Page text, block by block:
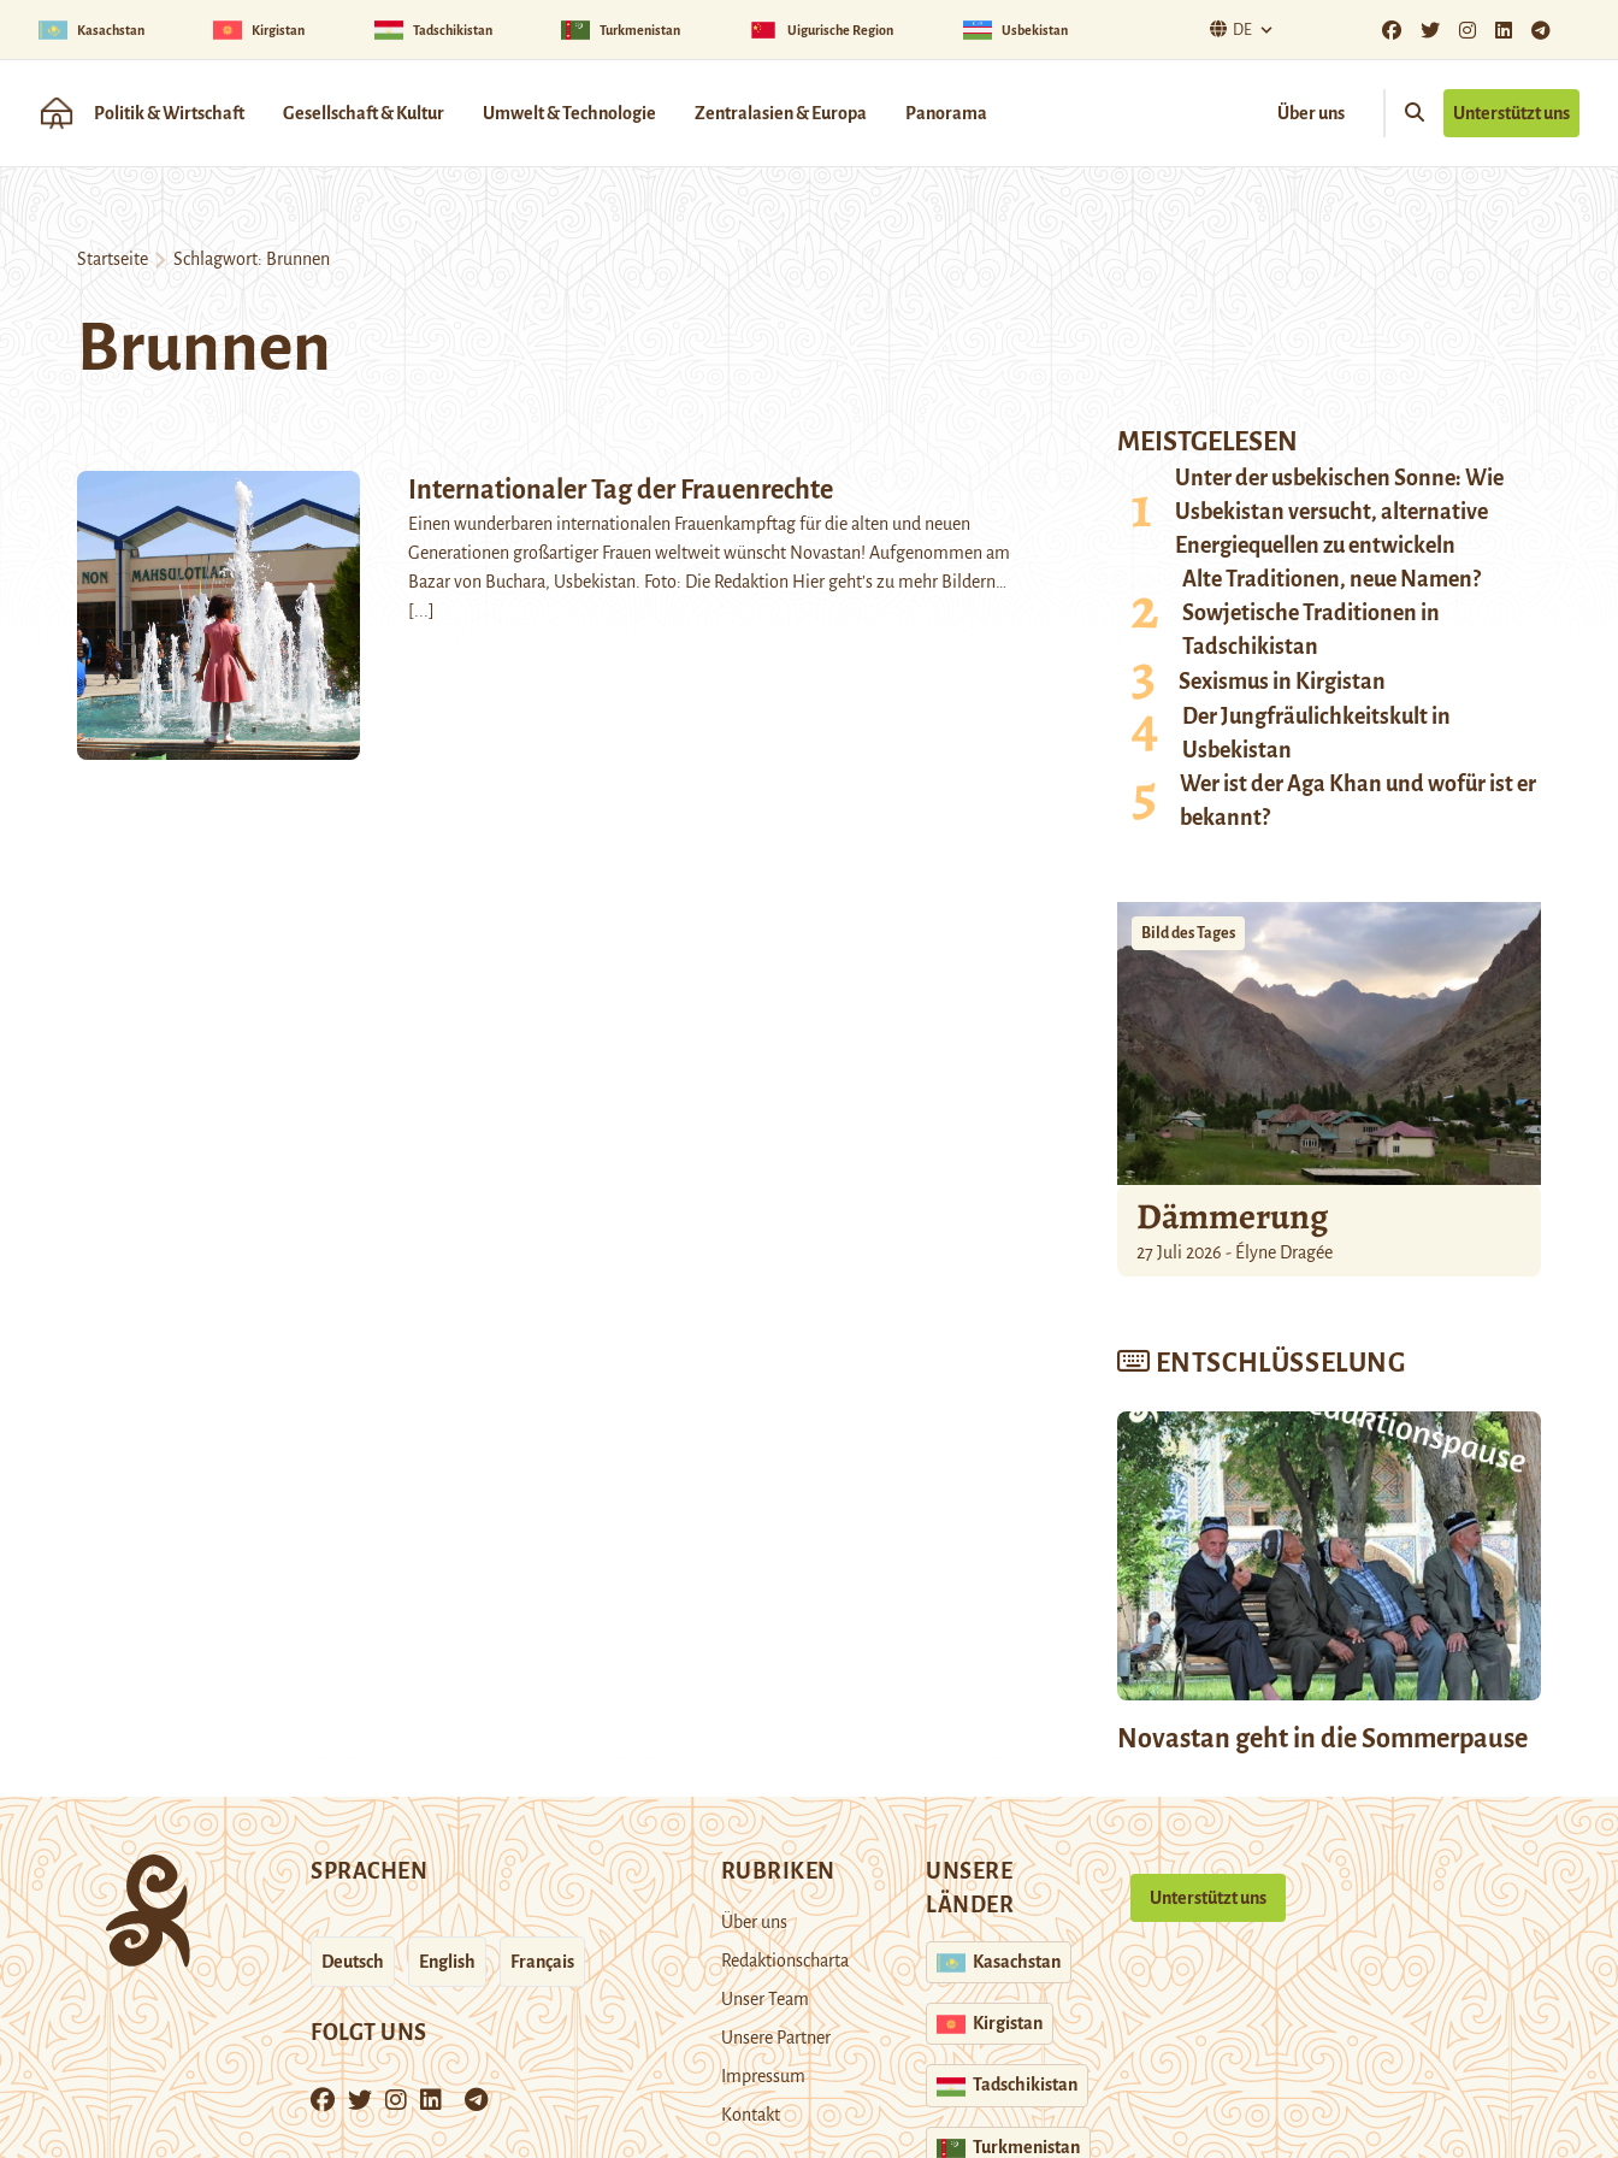
Kasachstan Kirgistan Tadschikistan Turkmenistan Uigurische Region Usbekistan DE
Politik & Wirtschaft Gesellschaft & Kultur Umwelt & Technologie Zentralasien & Europa Panorama Über uns Unterstützt uns
Startseite Schlagwort: Brunnen
Brunnen
Internationaler Tag der Frauenrechte
Einen wunderbaren internationalen Frauenkampftag für die alten und neuen
Generationen großartiger Frauen weltweit wünscht Novastan! Aufgenommen am
Bazar von Buchara, Usbekistan. Foto: Die Redaktion Hier geht’s zu mehr Bildern…
[...]
MEISTGELESEN
Unter der usbekischen Sonne: Wie
Usbekistan versucht, alternative
Energiequellen zu entwickeln
Alte Traditionen, neue Namen?
Sowjetische Traditionen in
Tadschikistan
Sexismus in Kirgistan
Der Jungfräulichkeitskult in
Usbekistan
Wer ist der Aga Khan und wofür ist er
bekannt?
Bild des Tages
Dämmerung
27 Juli 2026 - Élyne Dragée
ENTSCHLÜSSELUNG
Novastan geht in die Sommerpause
SPRACHEN
Deutsch English Français
FOLGT UNS
RUBRIKEN
Über uns
Redaktionscharta
Unser Team
Unsere Partner
Impressum
Kontakt
UNSERE
LÄNDER
Kasachstan
Kirgistan
Tadschikistan
Turkmenistan
Unterstützt uns